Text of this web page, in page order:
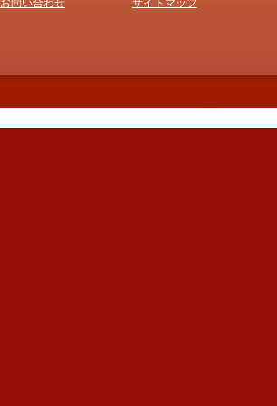
著書『みちびき』
お問い合わせ サイトマップ